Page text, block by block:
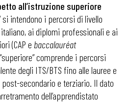
all’istruzione superiore
si intendono i percorsi di livello
ai diplomi professionali e ai
(CAP e baccalauréat
comprende i percorsi
degli ITS/BTS fino alle lauree e
secondario e terziario. Il dato
dell’apprendistato